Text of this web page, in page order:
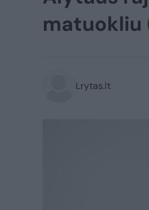
matuokliu
Lrytas.lt